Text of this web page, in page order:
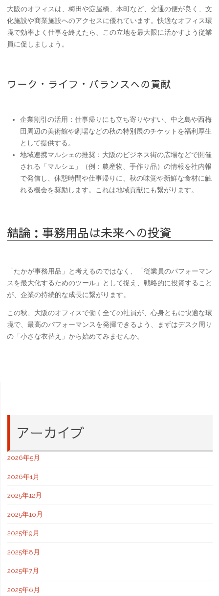
大阪のオフィスは、梅田や淀屋橋、本町など、交通の便が良く、文
化施設や商業施設へのアクセスに優れています。快適なオフィス環
境で効率よく仕事を終えたら、この立地を最大限に活かすよう従業
員に促しましょう。
ワーク・ライフ・バランスへの貢献
企業割引の活用 ：仕事帰りにも立ち寄りやすい、中之島や西梅
田周辺の美術館や劇場などの秋の特別展のチケットを福利厚生
として提供する。
地域連携マルシェの推奨：大阪のビジネス街の広場などで開催
される「マルシェ」（例：農産物、手作り品）の情報を社内報
で発信し、休憩時間や仕事帰りに、秋の味覚や新鮮な食材に触
れる機会を奨励します。これは地域貢献にも繋がります。
結論：事務用品は未来への投資
「たかが事務用品」と考えるのではなく、「従業員のパフォーマン
スを最大化するためのツール」として捉え、戦略的に投資すること
が、企業の持続的な成長に繋がります。
この秋、大阪のオフィスで働く全ての社員が、心身ともに快適な環
境で、最高のパフォーマンスを発揮できるよう、まずはデスク周り
の「小さな衣替え」から始めてみませんか。
アーカイブ
2026年5月
2026年1月
2025年12月
2025年10月
2025年9月
2025年8月
2025年7月
2025年6月